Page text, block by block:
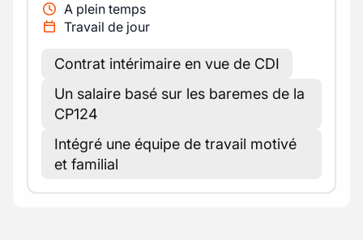
A plein temps
Travail de jour
Contrat intérimaire en vue de CDI
Un salaire basé sur les baremes de la
CP124
Intégré une équipe de travail motivé
et familial